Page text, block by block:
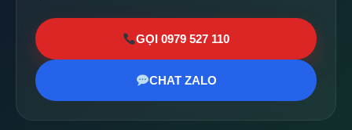
GỌI 0979 527 110
CHAT ZALO